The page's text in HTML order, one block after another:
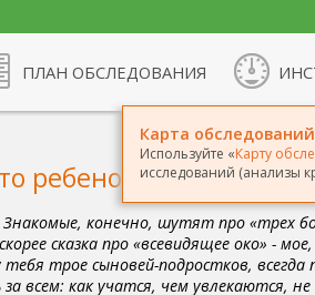
ПЛАН ОБСЛЕДОВАНИЯ
Карта обследований
Используйте «Карту
исследований (анализы
ребенок курит?
конечно, шутят про «трех
сказка про «всевидящее око» - мое,
тебя трое сыновей-подростков, всегда
всем: как учатся, чем увлекаются,